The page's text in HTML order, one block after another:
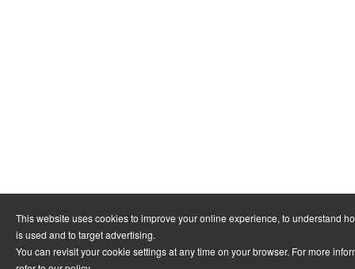
This website uses cookies to improve your online experience, to understand
is used and to target advertising.
You can revisit your cookie settings at any time on your browser. For more